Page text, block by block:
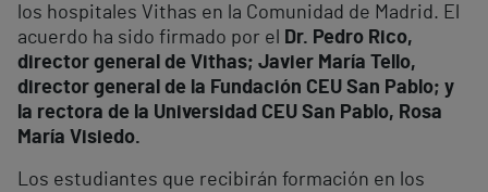
los hospitales Vithas en la Comunidad de Madrid. El
acuerdo ha sido firmado por el
Dr. Pedro Rico,
director general de Vithas; Javier María Tello,
director general de la Fundación CEU San Pablo; y
la rectora de la Universidad CEU San Pablo, Rosa
María Visiedo.
Los estudiantes que recibirán formación en los